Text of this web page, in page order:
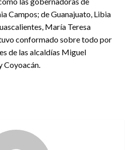
Campos; de Guanajuato, Libia
María Teresa
conformado sobre todo por
de las alcaldías Miguel
Coyoacán.